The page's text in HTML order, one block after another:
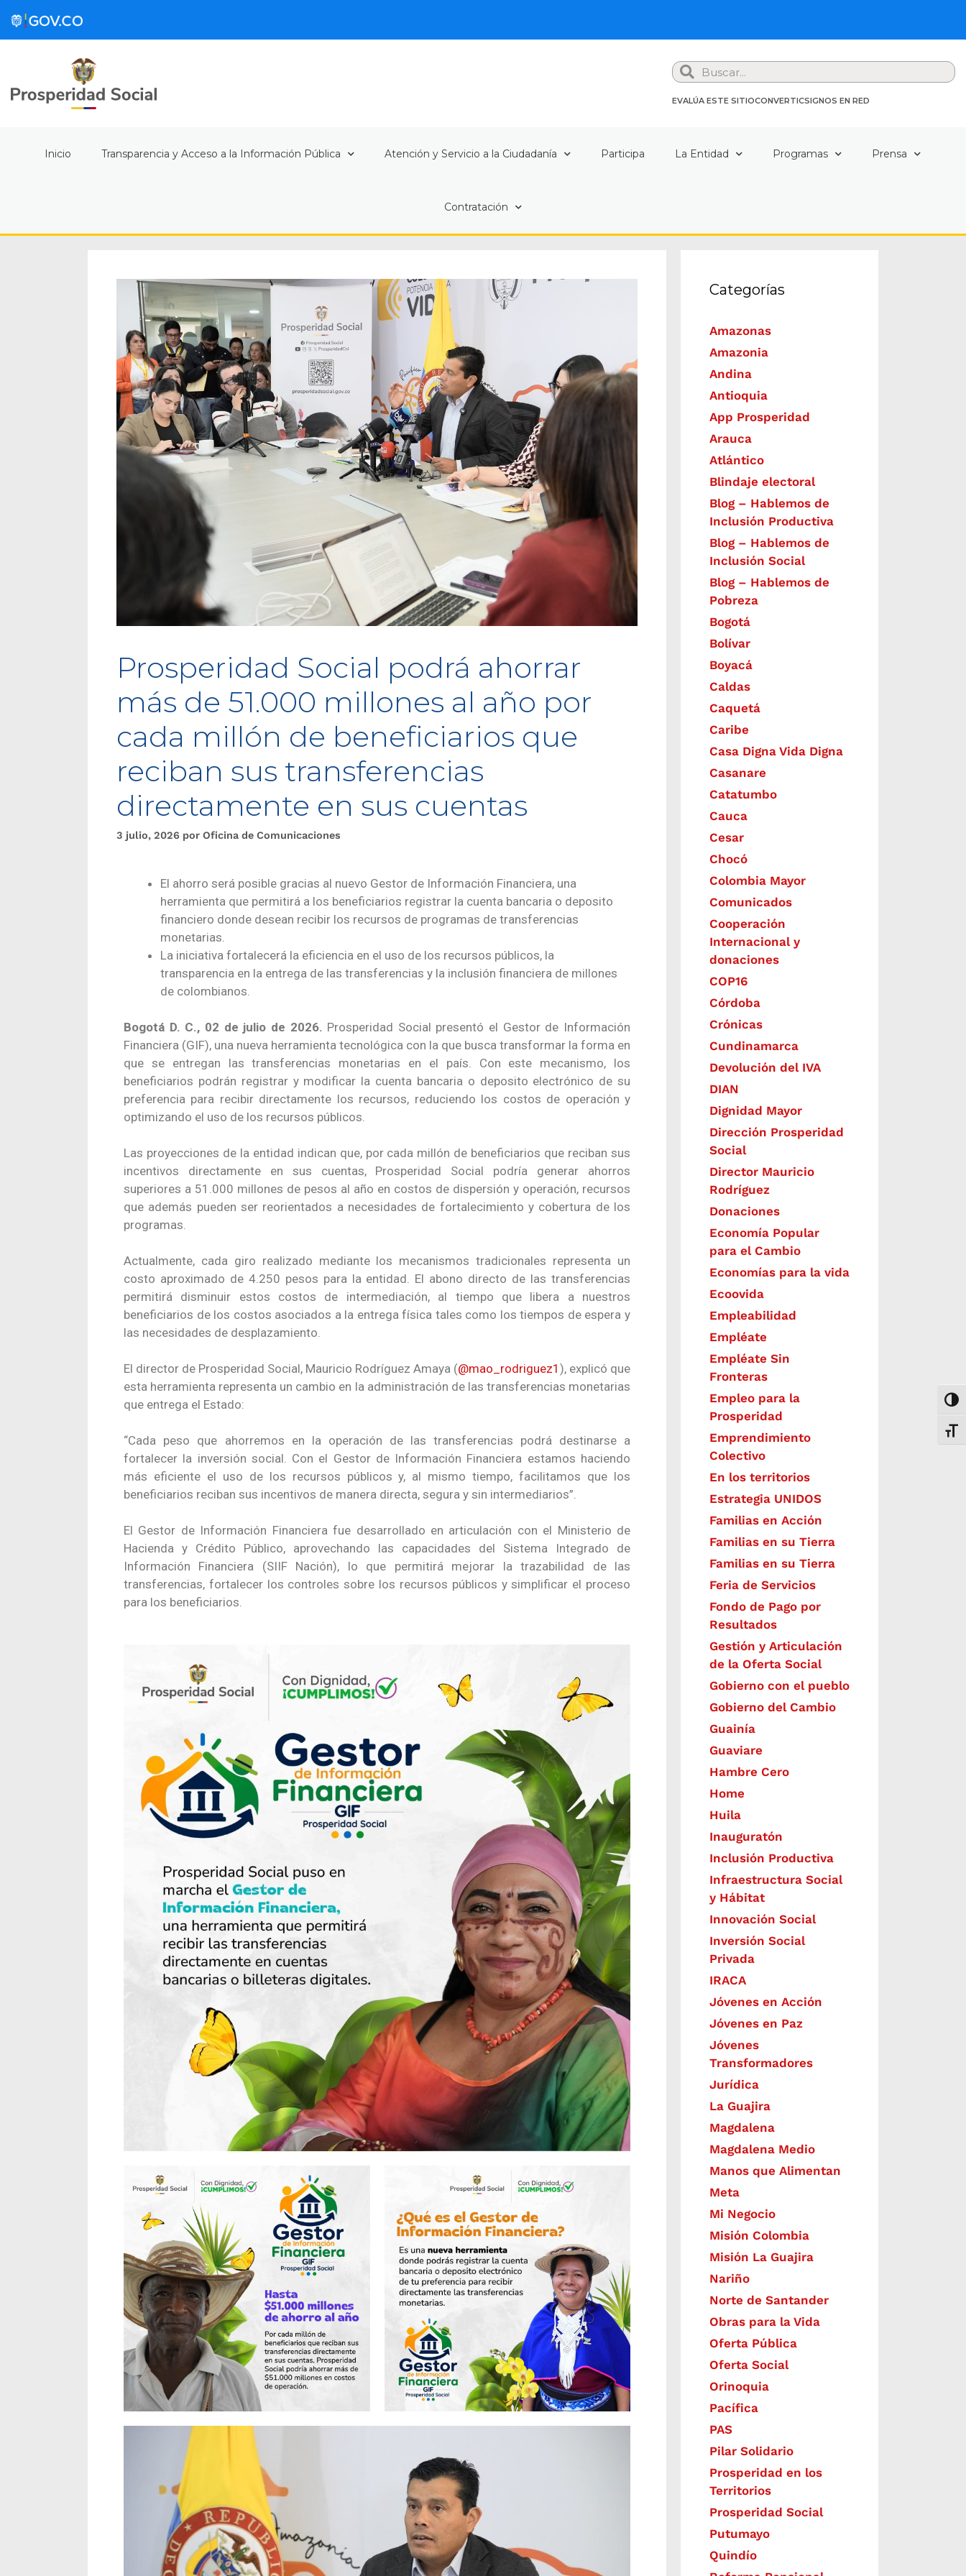
Search
EVALÚA ESTE SITIOCONVERTICSIGNOS EN RED
Inicio Transparencia y Acceso a la Información Pública Atención y Servicio a la Ciudadanía Participa La Entidad Programas Prensa
Contratación
Prosperidad Social podrá ahorrar
más de 51.000 millones al año por
cada millón de beneficiarios que
reciban sus transferencias
directamente en sus cuentas
3 julio, 2026 por Oficina de Comunicaciones
El ahorro será posible gracias al nuevo Gestor de Información Financiera, una
herramienta que permitirá a los beneficiarios registrar la cuenta bancaria o deposito
financiero donde desean recibir los recursos de programas de transferencias
monetarias.
La iniciativa fortalecerá la eficiencia en el uso de los recursos públicos, la
transparencia en la entrega de las transferencias y la inclusión financiera de millones
de colombianos.
Bogotá D. C., 02 de julio de 2026. Prosperidad Social presentó el Gestor de Información
Financiera (GIF), una nueva herramienta tecnológica con la que busca transformar la forma en
que se entregan las transferencias monetarias en el país. Con este mecanismo, los
beneficiarios podrán registrar y modificar la cuenta bancaria o deposito electrónico de su
preferencia para recibir directamente los recursos, reduciendo los costos de operación y
optimizando el uso de los recursos públicos.
Las proyecciones de la entidad indican que, por cada millón de beneficiarios que reciban sus
incentivos directamente en sus cuentas, Prosperidad Social podría generar ahorros
superiores a 51.000 millones de pesos al año en costos de dispersión y operación, recursos
que además pueden ser reorientados a necesidades de fortalecimiento y cobertura de los
programas.
Actualmente, cada giro realizado mediante los mecanismos tradicionales representa un
costo aproximado de 4.250 pesos para la entidad. El abono directo de las transferencias
permitirá disminuir estos costos de intermediación, al tiempo que libera a nuestros
beneficiarios de los costos asociados a la entrega física tales como los tiempos de espera y
las necesidades de desplazamiento.
El director de Prosperidad Social, Mauricio Rodríguez Amaya (@mao_rodriguez1 ), explicó que
esta herramienta representa un cambio en la administración de las transferencias monetarias
que entrega el Estado:
“Cada peso que ahorremos en la operación de las transferencias podrá destinarse a
fortalecer la inversión social. Con el Gestor de Información Financiera estamos haciendo
más eficiente el uso de los recursos públicos y, al mismo tiempo, facilitamos que los
beneficiarios reciban sus incentivos de manera directa, segura y sin intermediarios”.
El Gestor de Información Financiera fue desarrollado en articulación con el Ministerio de
Hacienda y Crédito Público, aprovechando las capacidades del Sistema Integrado de
Información Financiera (SIIF Nación), lo que permitirá mejorar la trazabilidad de las
transferencias, fortalecer los controles sobre los recursos públicos y simplificar el proceso
para los beneficiarios.
Categorías
Amazonas
Amazonia
Andina
Antioquia
App Prosperidad
Arauca
Atlántico
Blindaje electoral
Blog – Hablemos de
Inclusión Productiva
Blog – Hablemos de
Inclusión Social
Blog – Hablemos de
Pobreza
Bogotá
Bolívar
Boyacá
Caldas
Caquetá
Caribe
Casa Digna Vida Digna
Casanare
Catatumbo
Cauca
Cesar
Chocó
Colombia Mayor
Comunicados
Cooperación
Internacional y
donaciones
COP16
Córdoba
Crónicas
Cundinamarca
Devolución del IVA
DIAN
Dignidad Mayor
Dirección Prosperidad
Social
Director Mauricio
Rodríguez
Donaciones
Economía Popular
para el Cambio
Economías para la vida
Ecoovida
Empleabilidad
Empléate
Empléate Sin
Fronteras
Empleo para la
Prosperidad
Emprendimiento
Colectivo
En los territorios
Estrategia UNIDOS
Familias en Acción
Familias en su Tierra
Familias en su Tierra
Feria de Servicios
Fondo de Pago por
Resultados
Gestión y Articulación
de la Oferta Social
Gobierno con el pueblo
Gobierno del Cambio
Guainía
Guaviare
Hambre Cero
Home
Huila
Inauguratón
Inclusión Productiva
Infraestructura Social
y Hábitat
​Innovación Social
Inversión Social
Privada
IRACA
Jóvenes en Acción
Jóvenes en Paz
Jóvenes
Transformadores
Jurídica
La Guajira
Magdalena
Magdalena Medio
Manos que Alimentan
Meta
Mi Negocio
Misión Colombia
Misión La Guajira
Nariño
Norte de Santander
Obras para la Vida
Oferta Pública
Oferta Social​​
Orinoquia
Pacífica
PAS
Pilar Solidario
Prosperidad en los
Territorios
Prosperidad Social
Putumayo
Quindío